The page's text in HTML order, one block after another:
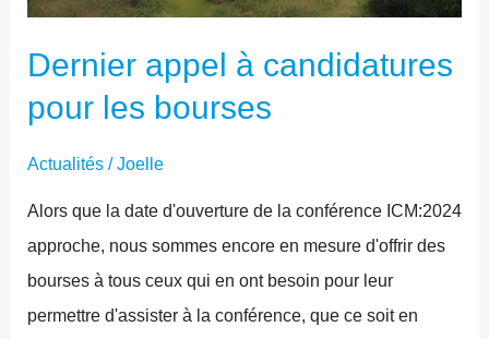
Dernier appel à candidatures
pour les bourses
Actualités/Joelle
Alors que la date d'ouverture de la conférence ICM:2024
approche, nous sommes encore en mesure d'offrir des
bourses à tous ceux qui en ont besoin pour leur
permettre d'assister à la conférence, que ce soit en
LES
BOURSES